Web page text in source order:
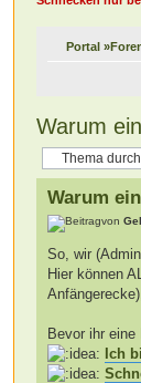
Portal »
Warum
Warum
von
So, wir
Hier können
Bevor ihr
Ich